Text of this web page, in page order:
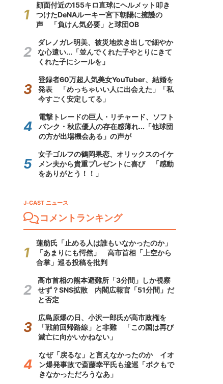
顔面付近の155キロ直球にヘルメット叩き
つけたDeNAルーキー宮下朝陽に擁護の
声 「負けん気必要」と球団OB
ダレノガレ明美、被災地炊き出しで細やか
な心遣い...「並んでくれた子やとりにきて
くれた子にシールを」
登録者60万超人気美女YouTuber、結婚を
発表 「めっちゃいい人に出会えた」「私
今すごく安定してる」
電撃トレードの巨人・リチャード、ソフト
バンク・秋広優人の存在感薄れ...「他球団
の方が出場機会ある」の声が
女子ゴルフの鶴岡果恋、オリックスのイケ
メン夫から貴重プレゼントに喜び 「感動
をありがとう！！」
J-CAST ニュース
コメントランキング
蓮舫氏「止める人は誰もいなかったのか」
「あまりにも愕然」 高市首相「上空から
合掌」巡る投稿を批判
高市首相の熊本避難所「3分間」しか視察
せず？SNS拡散 内閣広報官「51分間」だ
と否定
広島原爆の日、小沢一郎氏が高市政権を
「戦前回帰路線」と非難 「この国は再び
滅亡に向かいかねない」
なぜ「戻るな」と言えなかったのか イオ
ン爆発事故で斎藤幸平氏も逡巡「ボクもで
きなかっただろうなあ」